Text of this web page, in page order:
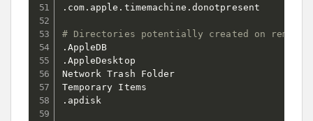
.com.apple.timemachine.donotpresent
# Directories potentially created on remote
.AppleDB
.AppleDesktop
Network Trash Folder
Temporary Items
.apdisk